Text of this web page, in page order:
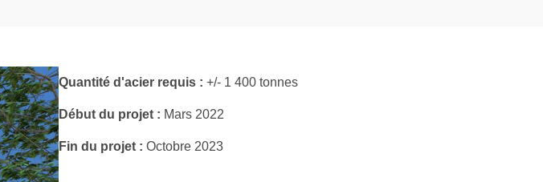
Quantité d'acier requis : +/- 1 400 tonnes
Début du projet : Mars 2022
Fin du projet : Octobre 2023